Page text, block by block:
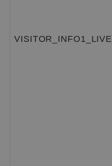
VISITOR_INFO1_LIVE